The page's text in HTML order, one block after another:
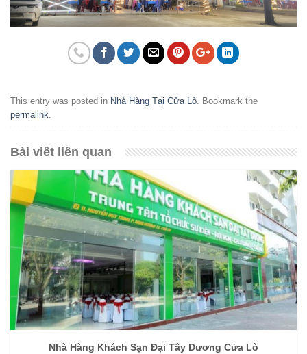
This entry was posted in Nhà Hàng Tại Cửa Lò . Bookmark the
permalink
Bài viết liên quan
Nhà Hàng Khách Sạn Đại Tây Dương Cửa Lò